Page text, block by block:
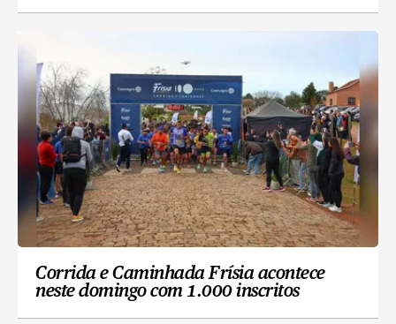
Corrida e Caminhada Frísia acontece
neste domingo com 1.000 inscritos